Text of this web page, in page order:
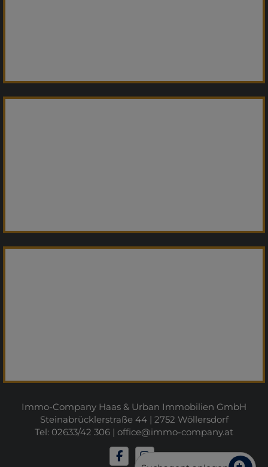
Immo-Company Haas & Urban Immobilien GmbH
Steinabrücklerstraße 44 | 2752 Wöllersdorf
Tel: 02633/42 306 | office@immo-company.at